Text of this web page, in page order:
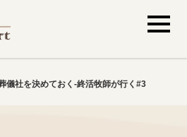
儀社を決めておく-終活牧師が行く#3